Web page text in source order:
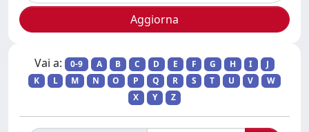
Vai a: 0-9 A B C D E F G H I
J
K
L M N O P Q R S T U V
W
X
Y Z